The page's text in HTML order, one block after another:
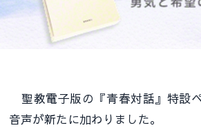
聖教電子版の『青春対話』特設
音声が新たに加わりました。